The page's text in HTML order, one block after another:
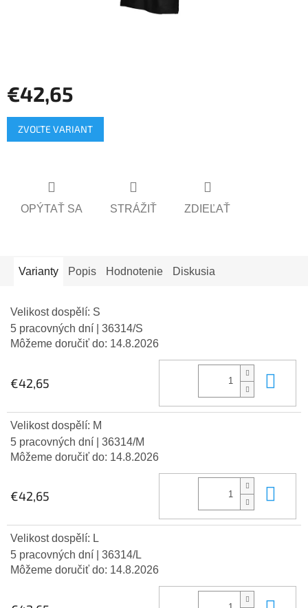
€42,65
Jednotková
cena:
ZVOĽTE VARIANT
OPÝTAŤ SA STRÁŽIŤ ZDIEĽAŤ
Varianty Popis Hodnotenie Diskusia
Velikost dospělí: S
5 pracovných dní
| 36314/S
Môžeme doručiť do: 14.8.2026
€42,65
Velikost dospělí: M
5 pracovných dní
| 36314/M
Môžeme doručiť do: 14.8.2026
€42,65
Velikost dospělí: L
5 pracovných dní
| 36314/L
Môžeme doručiť do: 14.8.2026